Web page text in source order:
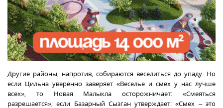
Другие районы, напротив, собираются веселиться до упаду. Но
если Цильна уверенно заверяет «Веселье и смех у нас лучше
всех», то Новая Малыкла осторожничает: «Смеяться
разрешается»; если Базарный Сызган утверждает: «Смех – это